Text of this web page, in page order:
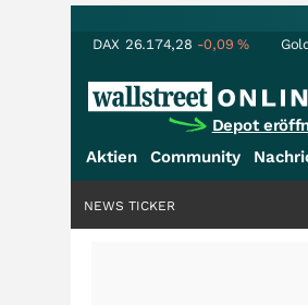
DAX 26.174,28 -0,09%
Depot
Aktien Community
NEWS TICKER